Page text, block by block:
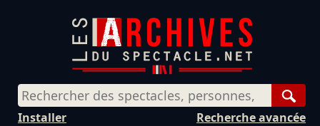
Recherche avancée
Installer